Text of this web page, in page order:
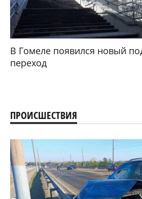
В Гомеле появился новый
переход
ПРОИСШЕСТВИЯ